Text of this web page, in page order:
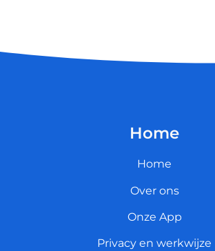
Home
Home
Over ons
Onze App
Privacy en werkwijze